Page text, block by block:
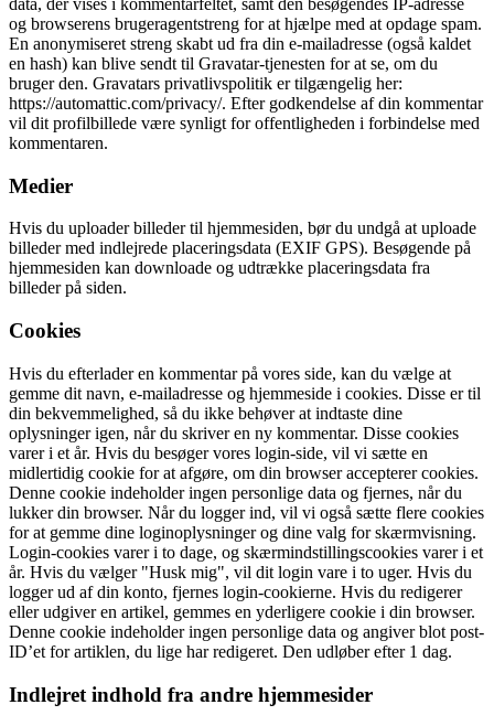
data, der vises i kommentarfeltet, samt den besøgendes IP-adresse
og browserens brugeragentstreng for at hjælpe med at opdage spam.
En anonymiseret streng skabt ud fra din e-mailadresse (også kaldet
en hash) kan blive sendt til Gravatar-tjenesten for at se, om du
bruger den. Gravatars privatlivspolitik er tilgængelig her:
https://automattic.com/privacy/. Efter godkendelse af din kommentar
vil dit profilbillede være synligt for offentligheden i forbindelse med
kommentaren.
Medier
Hvis du uploader billeder til hjemmesiden, bør du undgå at uploade
billeder med indlejrede placeringsdata (EXIF GPS). Besøgende på
hjemmesiden kan downloade og udtrække placeringsdata fra
billeder på siden.
Cookies
Hvis du efterlader en kommentar på vores side, kan du vælge at
gemme dit navn, e-mailadresse og hjemmeside i cookies. Disse er til
din bekvemmelighed, så du ikke behøver at indtaste dine
oplysninger igen, når du skriver en ny kommentar. Disse cookies
varer i et år. Hvis du besøger vores login-side, vil vi sætte en
midlertidig cookie for at afgøre, om din browser accepterer cookies.
Denne cookie indeholder ingen personlige data og fjernes, når du
lukker din browser. Når du logger ind, vil vi også sætte flere cookies
for at gemme dine loginoplysninger og dine valg for skærmvisning.
Login-cookies varer i to dage, og skærmindstillingscookies varer i et
år. Hvis du vælger "Husk mig", vil dit login vare i to uger. Hvis du
logger ud af din konto, fjernes login-cookierne. Hvis du redigerer
eller udgiver en artikel, gemmes en yderligere cookie i din browser.
Denne cookie indeholder ingen personlige data og angiver blot post-
ID’et for artiklen, du lige har redigeret. Den udløber efter 1 dag.
Indlejret indhold fra andre hjemmesider